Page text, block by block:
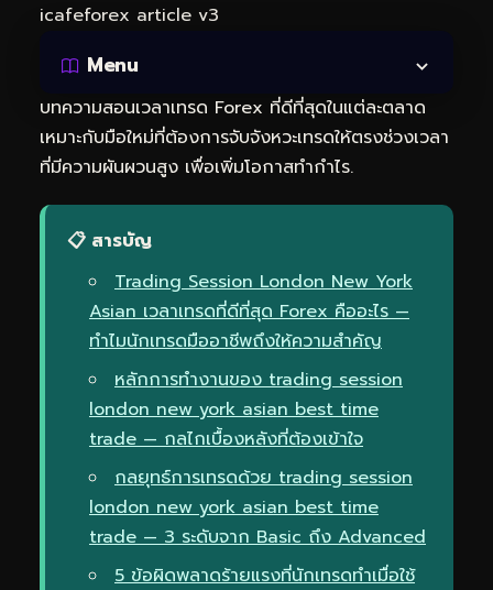
icafeforex article v3
Menu
บทความสอนเวลาเทรด Forex ที่ดีที่สุดในแต่ละตลาด
เหมาะกับมือใหม่ที่ต้องการจับจังหวะเทรดให้ตรงช่วงเวลา
ที่มีความผันผวนสูง เพื่อเพิ่มโอกาสทำกำไร.
📋 สารบัญ
Trading Session London New York
Asian เวลาเทรดที่ดีที่สุด Forex คืออะไร —
ทำไมนักเทรดมืออาชีพถึงให้ความสำคัญ
หลักการทำงานของ trading session
london new york asian best time
trade — กลไกเบื้องหลังที่ต้องเข้าใจ
กลยุทธ์การเทรดด้วย trading session
london new york asian best time
trade — 3 ระดับจาก Basic ถึง Advanced
5 ข้อผิดพลาดร้ายแรงที่นักเทรดทำเมื่อใช้